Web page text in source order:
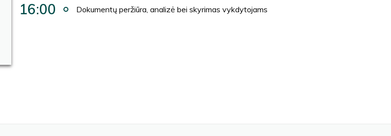
16:00 Dokumentų peržiūra, analizė bei skyrimas vykdytojams